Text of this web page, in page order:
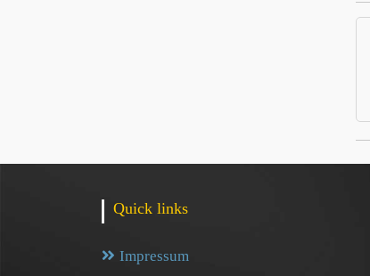
Quick links
Impressum